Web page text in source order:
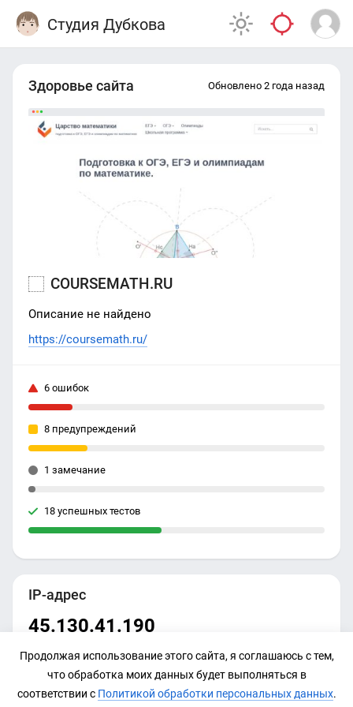
Студия Дубкова
IP-адрес
45.130.41.190
Здоровье сайта Обновлено 2 года назад
COURSEMATH.RU
Описание не найдено
https://coursemath.ru/
6 ошибок
8 предупреждений
1 замечание
18 успешных тестов
Продолжая использование этого сайта, я соглашаюсь с тем,
что обработка моих данных будет выполняться в
соответствии с Политикой обработки персональных данных.